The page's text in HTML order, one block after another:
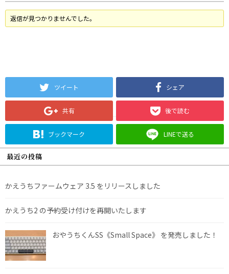
返信が見つかりませんでした。
ツイート シェア
共有 後で読む
ブックマーク LINEで送る
最近の投稿
かえうちファームウェア 3.5 をリリースしました
かえうち2 の予約受け付けを再開いたします
おやうちくんSS《Small Space》 を発売しました！